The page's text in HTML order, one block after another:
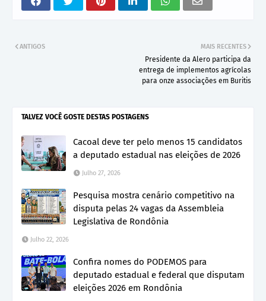
MAIS RECENTES
Presidente da Alero participa da
entrega de implementos agrícolas
para onze associações em Buritis
ANTIGOS
TALVEZ VOCÊ GOSTE DESTAS POSTAGENS
Cacoal deve ter pelo menos 15 candidatos
a deputado estadual nas eleições de 2026
Julho 27, 2026
Pesquisa mostra cenário competitivo na
disputa pelas 24 vagas da Assembleia
Legislativa de Rondônia
Julho 22, 2026
Confira nomes do PODEMOS para
deputado estadual e federal que disputam
eleições 2026 em Rondônia